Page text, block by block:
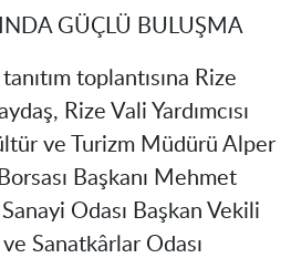
GÜÇLÜ BULUŞMA
toplantısına Rize
Rize Vali Yardımcısı
ve Turizm Müdürü Alper
Başkanı Mehmet
Odası Başkan Vekili
Sanatkârlar Odası